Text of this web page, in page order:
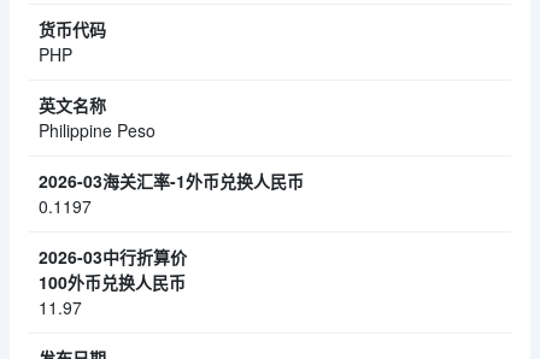
PHP
Philippine Peso
0.1197
11.97